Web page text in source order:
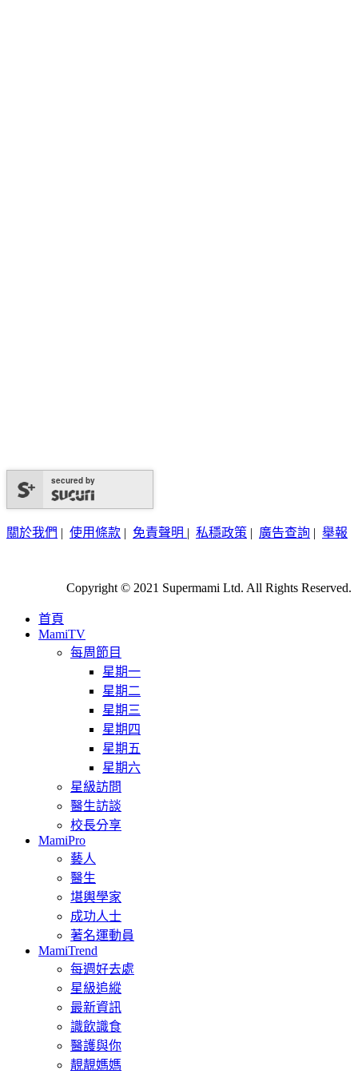
secured by
關於我們 | 使用條款 | 免責聲明 | 私穩政策 | 廣告查詢 | 舉報
Copyright © 2021 Supermami Ltd. All Rights Reserved.
首頁
MamiTV
每周節目
星期一
星期二
星期三
星期四
星期五
星期六
星級訪問
醫生訪談
校長分享
MamiPro
藝人
醫生
堪輿學家
成功人士
著名運動員
MamiTrend
每週好去處
星級追縱
最新資訊
識飲識食
醫護與你
靚靚媽媽